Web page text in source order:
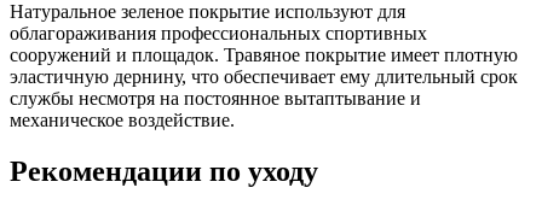
Натуральное зеленое покрытие используют для
облагораживания профессиональных спортивных
сооружений и площадок. Травяное покрытие имеет плотную
эластичную дернину, что обеспечивает ему длительный срок
службы несмотря на постоянное вытаптывание и
механическое воздействие.
Рекомендации по уходу